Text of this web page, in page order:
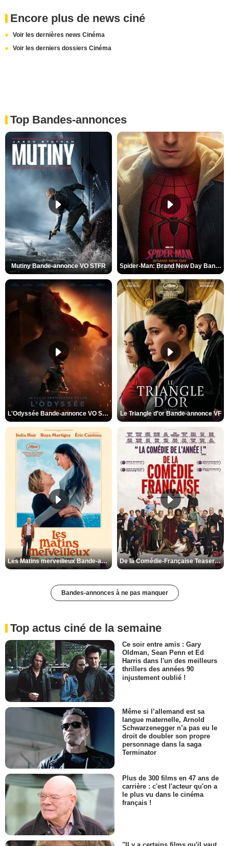
Encore plus de news ciné
Voir les dernières news Cinéma
Voir les derniers dossiers Cinéma
Top Bandes-annonces
Mutiny Bande-annonce VO STFR Spider-Man: Brand New Day Bande-annonce VO STFR
L'Odyssée Bande-annonce VO STFR Le Triangle d'or Bande-annonce VF
Les Matins merveilleux Bande-annonce VF De la Comédie-Française Teaser VF
Bandes-annonces à ne pas manquer
Top actus ciné de la semaine
Ce soir entre amis : Gary
Oldman, Sean Penn et Ed
Harris dans l'un des meilleurs
thrillers des années 90
injustement oublié !
Même si l’allemand est sa
langue maternelle, Arnold
Schwarzenegger n’a pas eu le
droit de doubler son propre
personnage dans la saga
Terminator
Plus de 300 films en 47 ans de
carrière : c'est l'acteur qu'on a
le plus vu dans le cinéma
français !